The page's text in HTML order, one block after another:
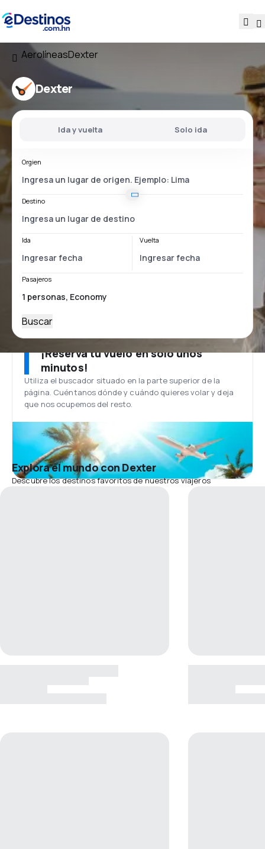
AerolíneasDexter
Dexter
Ida y vuelta Solo ida
Orgien
Destino
Ida Vuelta
Pasajeros
Buscar
¡Reserva tu vuelo en solo unos
minutos!
Utiliza el buscador situado en la parte superior de la
página. Cuéntanos dónde y cuándo quieres volar y deja
que nos ocupemos del resto.
Explora el mundo con Dexter
Descubre los destinos favoritos de nuestros viajeros